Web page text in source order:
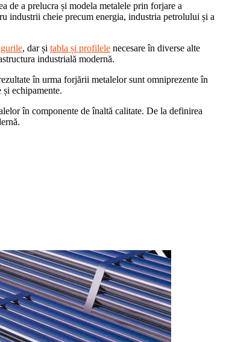
de a prelucra și modela metalele prin forjare a
industrii cheie precum energia, industria petrolului și a
, dar și tabla și profilele necesare în diverse alte
industrială modernă.
în urma forjării metalelor sunt omniprezente în
echipamente.
în componente de înaltă calitate. De la definirea